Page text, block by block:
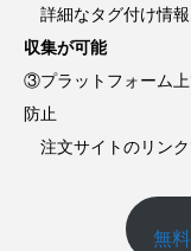
詳細なタグ付け情報
収集が可能
③プラットフォーム
防止
注文サイトのリンク
無